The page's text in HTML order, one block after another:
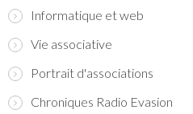
Informatique et web
Vie associative
Portrait d'associations
Chroniques Radio Evasion